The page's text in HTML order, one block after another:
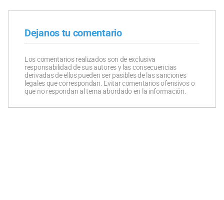
Dejanos tu comentario
Los comentarios realizados son de exclusiva
responsabilidad de sus autores y las consecuencias
derivadas de ellos pueden ser pasibles de las sanciones
legales que correspondan. Evitar comentarios ofensivos o
que no respondan al tema abordado en la información.